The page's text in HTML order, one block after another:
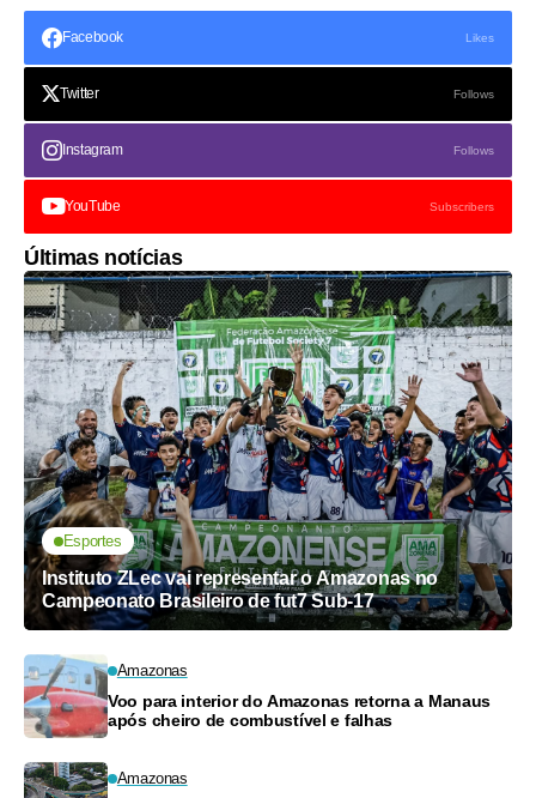
Facebook Likes
Twitter Follows
Instagram Follows
YouTube Subscribers
Últimas notícias
Esportes
Instituto ZLec vai representar o Amazonas no
Campeonato Brasileiro de fut7 Sub-17
Amazonas
Voo para interior do Amazonas retorna a Manaus
após cheiro de combustível e falhas
Amazonas